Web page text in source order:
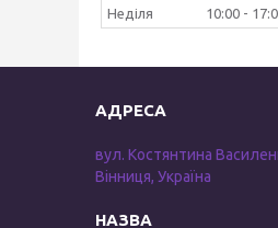
Неділя
10:00
вул. Костянтина
Вінниця, Україна